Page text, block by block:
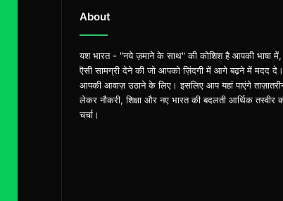
About
यश भारत - "नये ज़माने के साथ" की कोशिश है आपकी भाषा
ऎसी सामग्री देने की जो आपको ज़िंदगी में आगे बढ़ने में मदद
आपकी आवाज़ उठाने के लिए। इसलिए आप यहां पाएंगे
लेकर नौकरी, शिक्षा और नए भारत की बदलती आर्थिक तस्वीर
चर्चा।